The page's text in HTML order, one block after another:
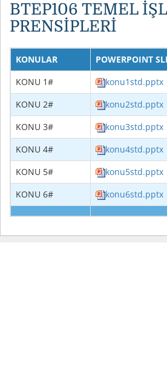
BTEP106 TEMEL
PRENSİPLERİ
KONULAR
POWERPOINT
KONU 1#
konu1std.pptx
KONU 2#
konu2std.pptx
KONU 3#
konu3std.pptx
KONU 4#
konu4std.pptx
KONU 5#
konu5std.pptx
KONU 6#
konu6std.pptx